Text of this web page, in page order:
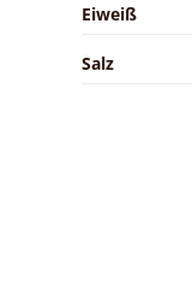
Eiweiß
Salz